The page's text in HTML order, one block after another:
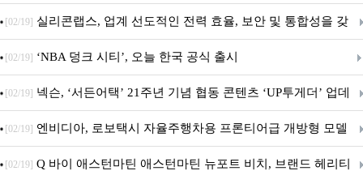
표
[02/19] 실리콘랩스, 업계 선도적인 전력 효율, 보안 및 통합성을 갖
춘 초저전력 블루투스 LE SoC ‘BG2B’ 공개
[02/19] ‘NBA 덩크 시티’, 오늘 한국 공식 출시
[02/19] 넥슨, ‘서든어택’ 21주년 기념 협동 콘텐츠 ‘UP투게더’ 업데
이트
[02/19] 엔비디아, 로보택시 자율주행차용 프론티어급 개방형 모델
‘알파마요 2 슈퍼’ 상업적 이용 가능
[02/19] Q 바이 애스턴마틴 애스턴마틴 뉴포트 비치, 브랜드 헤리티